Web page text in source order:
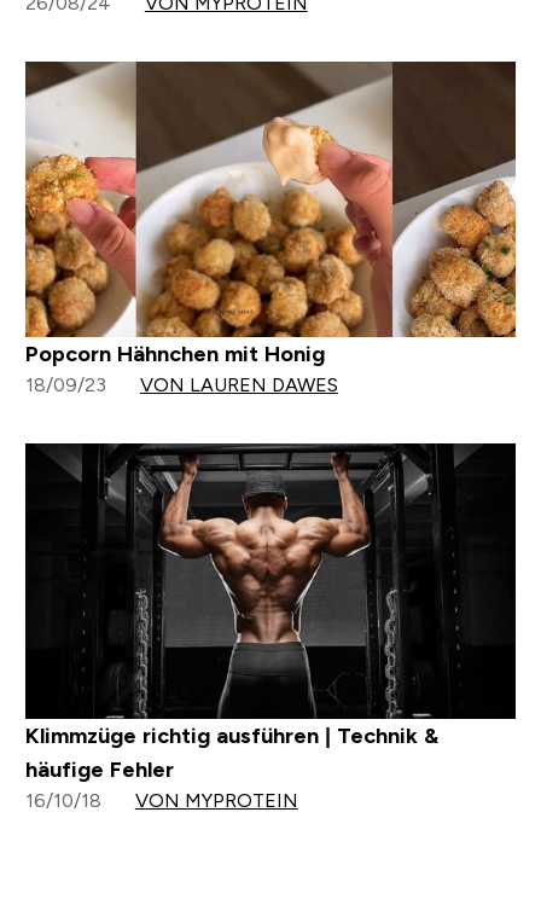
Popcorn Hähnchen mit Honig
18/09/23 VON LAUREN DAWES
Klimmzüge richtig ausführen | Technik &
häufige Fehler
16/10/18 VON MYPROTEIN